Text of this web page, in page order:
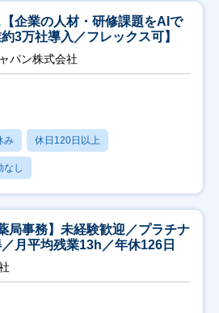
企業の人材・研修課題をAIで
3万社導入／フレックス可】
パン株式会社
み 休日120日以上
なし
局事務】未経験歓迎／プラチナ
月平均残業13h／年休126日